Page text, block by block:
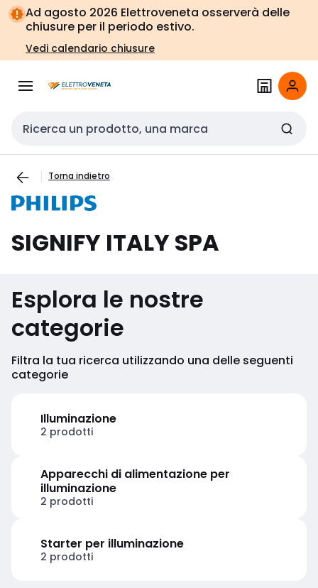
Vai alla
navigazione
Vai
alla
pagina
Ad agosto 2026 Elettroveneta osserverà delle
chiusure per il periodo estivo.
Vedi calendario chiusure
Cerca input
Torna indietro
SIGNIFY ITALY SPA
Esplora le nostre
categorie
Filtra la tua ricerca utilizzando una delle seguenti
categorie
Illuminazione
2 prodotti
Apparecchi di alimentazione per
illuminazione
2 prodotti
Starter per illuminazione
2 prodotti